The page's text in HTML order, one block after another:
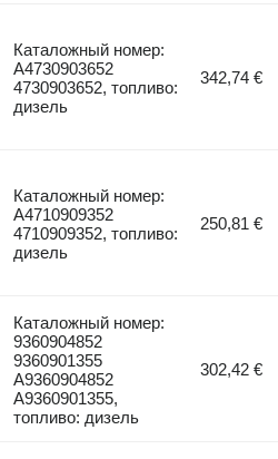
Каталожный номер:
A4730903652
4730903652, топливо:
дизель
342,74 €
Каталожный номер:
A4710909352
4710909352, топливо:
дизель
250,81 €
Каталожный номер:
9360904852
9360901355
A9360904852
A9360901355,
топливо: дизель
302,42 €